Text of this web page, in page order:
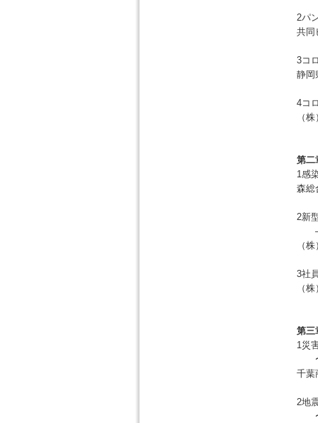
2パ
共
3コ
静
4コ
（
第
1感
森
2新
—
（
3社
（
第三
1災
〜
千
2地
〜